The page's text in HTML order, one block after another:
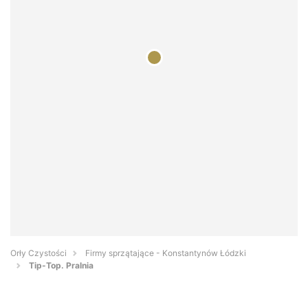
Orły Czystości
Firmy sprzątające - Konstantynów Łódzki
Tip-Top. Pralnia